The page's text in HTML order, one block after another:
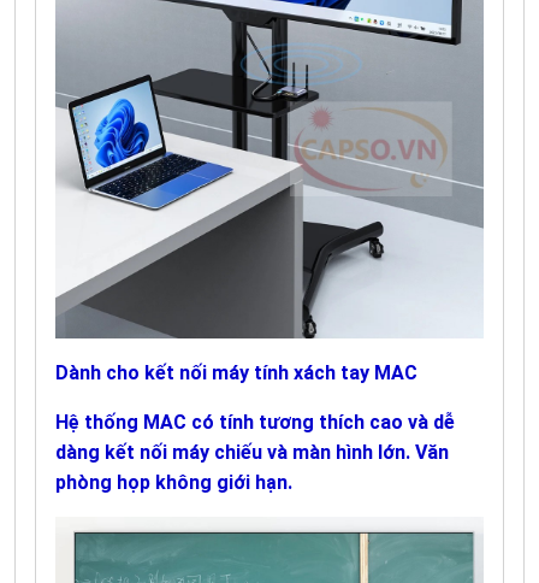
Dành cho kết nối máy tính xách tay MAC
Hệ thống MAC có tính tương thích cao và dễ
dàng kết nối máy chiếu và màn hình lớn. Văn
phòng họp không giới hạn.